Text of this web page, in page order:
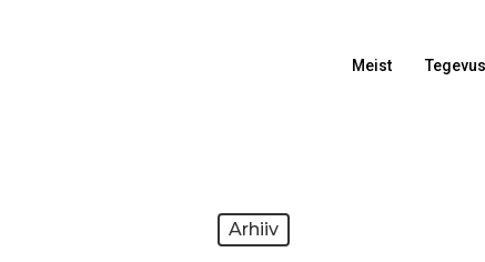
Meist
Arhiiv